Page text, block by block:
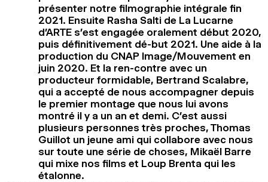
présenter notre filmographie intégrale fin
2021. Ensuite Rasha Salti de La Lucarne
d’ARTE s’est engagée oralement début 2020,
puis définitivement dé-but 2021. Une aide à la
production du CNAP Image/Mouvement en
juin 2020. Et la ren-contre avec un
producteur formidable, Bertrand Scalabre,
qui a accepté de nous accompagner depuis
le premier montage que nous lui avons
montré il y a un an et demi. C’est aussi
plusieurs personnes très proches, Thomas
Guillot un jeune ami qui collabore avec nous
sur toute une série de choses, Mikaël Barre
qui mixe nos films et Loup Brenta qui les
étalonne.